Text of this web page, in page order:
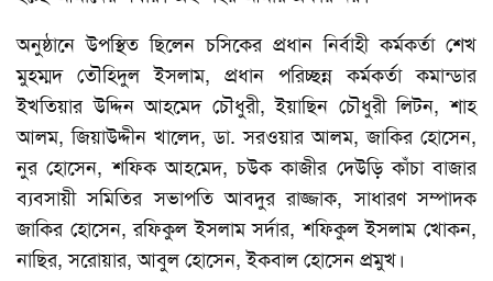
অনুষ্ঠানে উপস্থিত ছিলেন চসিকের প্রধান নির্বাহী কর্মকর্তা শেখ
মুহম্মদ তৌহিদুল ইসলাম, প্রধান পরিচ্ছন্ন কর্মকর্তা কমান্ডার
ইখতিয়ার উদ্দিন আহমেদ চৌধুরী, ইয়াছিন চৌধুরী লিটন, শাহ
আলম, জিয়াউদ্দীন খালেদ, ডা. সরওয়ার আলম, জাকির হোসেন,
নুর হোসেন, শফিক আহমেদ, চউক কাজীর দেউড়ি কাঁচা বাজার
ব্যবসায়ী সমিতির সভাপতি আবদুর রাজ্জাক, সাধারণ সম্পাদক
জাকির হোসেন, রফিকুল ইসলাম সর্দার, শফিকুল ইসলাম খোকন,
নাছির, সরোয়ার, আবুল হোসেন, ইকবাল হোসেন প্রমুখ।